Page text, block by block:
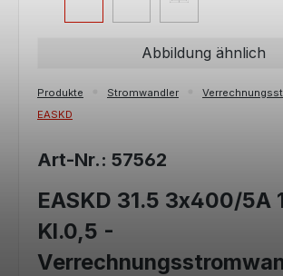
Abbildung ähnlich
Produkte Stromwandler
EASKD
Art-Nr.: 57562
EASKD 31.5 3x400/5A
Kl.0,5 -